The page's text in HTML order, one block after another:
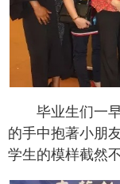
毕业生们一
的手中抱著小朋
学生的模样截然不